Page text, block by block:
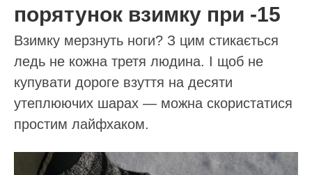
порятунок взимку при -15
Взимку мерзнуть ноги? З цим стикається
ледь не кожна третя людина. І щоб не
купувати дороге взуття на десяти
утеплюючих шарах — можна скористатися
простим лайфхаком.